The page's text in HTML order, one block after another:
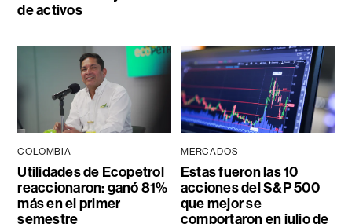
de activos
COLOMBIA
Utilidades de Ecopetrol
reaccionaron: ganó 81%
más en el primer
semestre
MERCADOS
Estas fueron las 10
acciones del S&P 500
que mejor se
comportaron en julio de